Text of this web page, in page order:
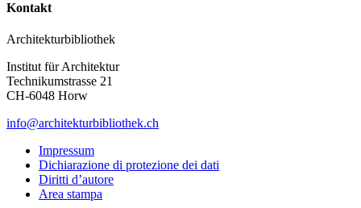
Kontakt
Architekturbibliothek
Institut für Architektur
Technikumstrasse 21
CH-6048 Horw
info@architekturbibliothek.ch
Impressum
Dichiarazione di protezione dei dati
Diritti d’autore
Area stampa